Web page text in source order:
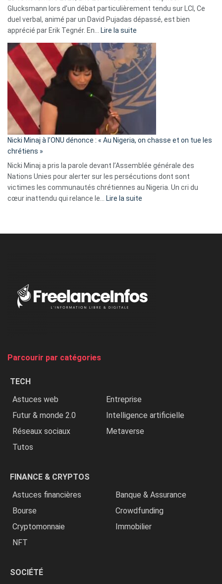
news
»
Glucksmann lors d’un débat particulièrement tendu sur LCI, Ce
duel verbal, animé par un David Pujadas dépassé, est bien
apprécié par Erik Tegnér. En… Lire la suite
Tegnér
exulte
« Zemmour
a
tout
parle
ses
tripes »
Nicki Minaj à l’ONU dénonce : « Au Nigeria, on chasse et on tue les
chrétiens »
Nicki Minaj a pris la parole devant l’Assemblée générale des
Nations Unies pour alerter sur les persécutions dont sont
victimes les communautés chrétiennes au Nigeria. Un cri du
cœur inattendu qui relance le… Lire la suite
Nigeria,
Parcourir par catégories
TECH
Astuces web
Entreprise
Futur & monde 2.0
Intelligence artificielle
Réseaux sociaux
Metaverse
Tutos
FINANCE & CRYPTOS
Astuces financières
Banque & Assurance
Bourse
Crowdfunding
Cryptomonnaie
Immobilier
NFT
SOCIÉTÉ